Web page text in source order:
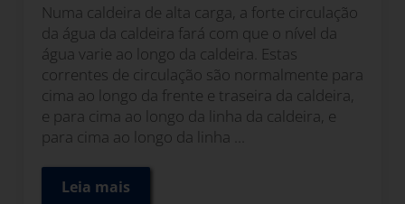
Numa caldeira de alta carga, a forte circulação
da água da caldeira fará com que o nível da
água varie ao longo da caldeira. Estas
correntes de circulação são normalmente para
cima ao longo da frente e traseira da caldeira,
e para cima ao longo da linha da caldeira, e
para cima ao longo da linha ...
Leia maisMudanças de nível atribuíveis à